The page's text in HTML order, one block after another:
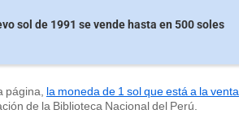
sol de 1991 se vende hasta en 500 soles
página, la moneda de 1 sol que está a la venta
de la Biblioteca Nacional del Perú.